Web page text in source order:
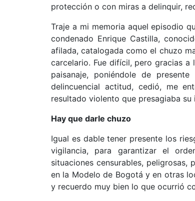
protección o con miras a delinquir,
Traje a mi memoria aquel episodio
condenado Enrique Castilla,
afilada, catalogada como el chuzo
carcelario. Fue difícil, pero gracias
paisanaje, poniéndole de
delincuencial actitud, cedió, me
resultado violento que presagiaba
Hay que darle chuzo
Igual es dable tener presente los
vigilancia, para garantizar el
situaciones censurables,
en la Modelo de Bogotá y en otras
y recuerdo muy bien lo que ocurrió